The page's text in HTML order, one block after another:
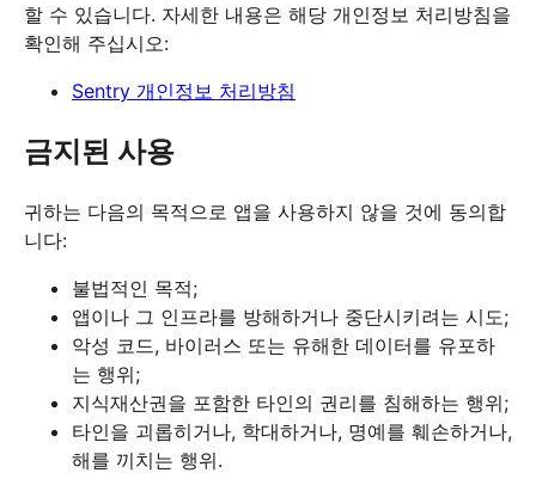
할 수 있습니다. 자세한 내용은 해당 개인정보 처리방침을
확인해 주십시오:
Sentry 개인정보 처리방침
금지된 사용
귀하는 다음의 목적으로 앱을 사용하지 않을 것에 동의합
니다:
불법적인 목적;
앱이나 그 인프라를 방해하거나 중단시키려는 시도;
악성 코드, 바이러스 또는 유해한 데이터를 유포하
는 행위;
지식재산권을 포함한 타인의 권리를 침해하는 행위;
타인을 괴롭히거나, 학대하거나, 명예를 훼손하거나,
해를 끼치는 행위.